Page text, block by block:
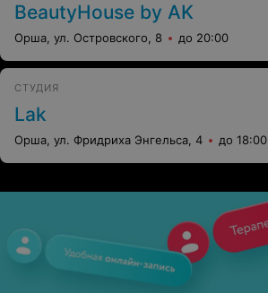
BeautyHouse by AK
Орша, ул. Островского, 8 до 20:00
СТУДИЯ
Lak
Орша, ул. Фридриха Энгельса, 4 до 18:00